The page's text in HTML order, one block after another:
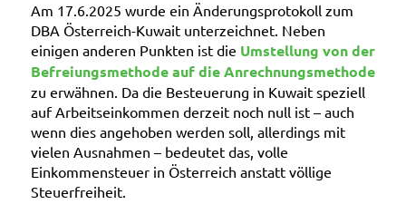
Am 17.6.2025 wurde ein Änderungsprotokoll zum
DBA Österreich-Kuwait unterzeichnet. Neben
einigen anderen Punkten ist die Umstellung von der
Befreiungsmethode auf die Anrechnungsmethode
zu erwähnen. Da die Besteuerung in Kuwait speziell
auf Arbeitseinkommen derzeit noch null ist – auch
wenn dies angehoben werden soll, allerdings mit
vielen Ausnahmen – bedeutet das, volle
Einkommensteuer in Österreich anstatt völlige
Steuerfreiheit.